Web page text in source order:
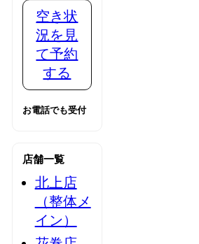
空き状
況を見
て予約
する
お電話でも受付
店舗一覧
北上店
（整体メ
イン）